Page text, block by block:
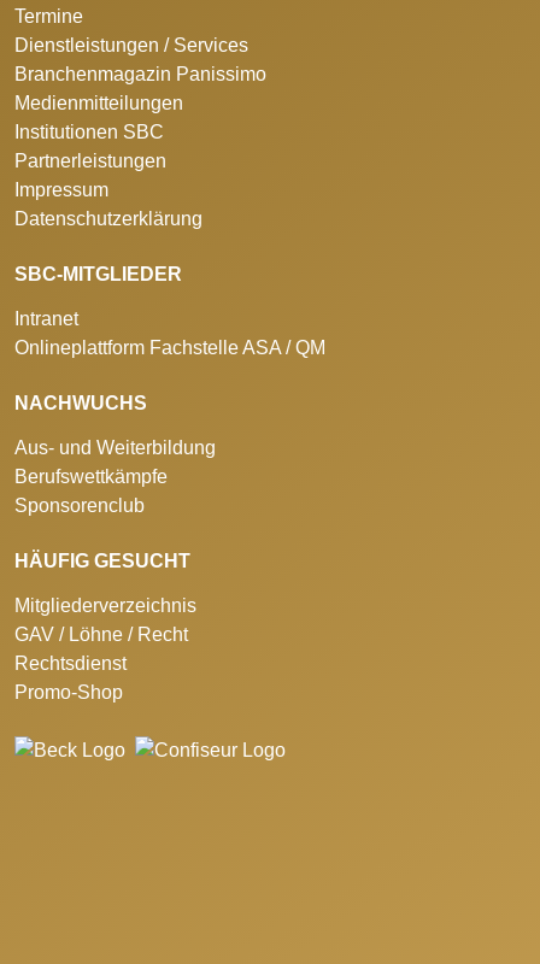
Termine
Dienstleistungen / Services
Branchenmagazin Panissimo
Medienmitteilungen
Institutionen SBC
Partnerleistungen
Impressum
Datenschutzerklärung
SBC-MITGLIEDER
Intranet
Onlineplattform Fachstelle ASA / QM
NACHWUCHS
Aus- und Weiterbildung
Berufswettkämpfe
Sponsorenclub
HÄUFIG GESUCHT
Mitgliederverzeichnis
GAV / Löhne / Recht
Rechtsdienst
Promo-Shop